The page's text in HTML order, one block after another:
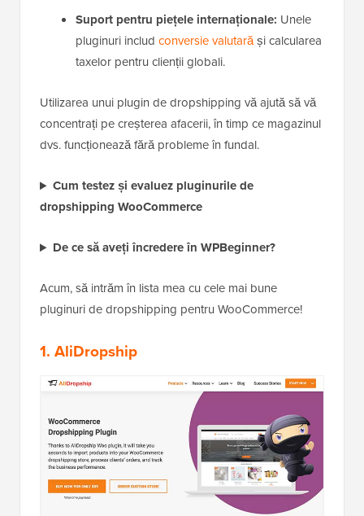
Suport pentru piețele internaționale: Unele
pluginuri includ conversie valutarăși calcularea
taxelor pentru clienții globali.
Utilizarea unui plugin de dropshipping vă ajută să vă
concentrați pe creșterea afacerii, în timp ce magazinul
dvs. funcționează fără probleme în fundal.
Cum testez și evaluez pluginurile de
dropshipping WooCommerce
De ce să aveți încredere în WPBeginner?
Acum, să intrăm în lista mea cu cele mai bune
pluginuri de dropshipping pentru WooCommerce!
1. AliDropship